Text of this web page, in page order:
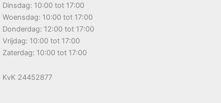
Dinsdag: 10:00 tot 17:00
Woensdag: 10:00 tot 17:00
Donderdag: 12:00 tot 17:00
Vrijdag: 10:00 tot 17:00
Zaterdag: 10:00 tot 17:00
KvK 24452877